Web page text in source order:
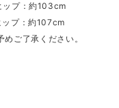
プ：約103cm
プ：約107cm
ご了承ください。